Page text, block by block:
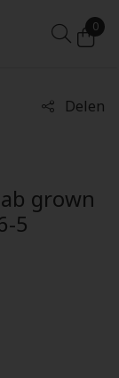
0
Delen
grown
5